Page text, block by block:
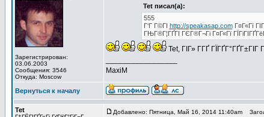
Зарегистрирован:
03.06.2003
Сообщения: 3546
Откуда: Moscow
Tet писал(а):
555
Г‘Г Г©ГІ http://speakasap.comГ¤Г«Гї
ГЊГ®Г¦ГҐГІ ГЄГ®Г¬Гі Г¤Г«Гї
Tet, ГІГ» Г­ГҐ
MaxiM
Вернуться к началу
Tet Добавлено: Пятница, Май 16, 2014 11:40am